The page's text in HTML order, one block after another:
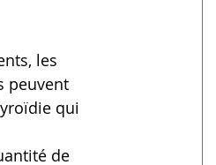
les
peuvent
qui
de